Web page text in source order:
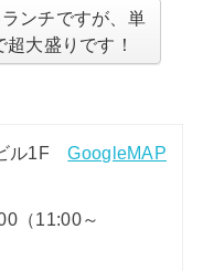
ンチですが、単
大盛りです！
ル1FGoogleMAP
（11:00～